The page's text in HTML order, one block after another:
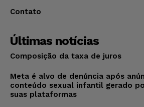
Contato
Últimas notícias
Composição da taxa de juros
Meta é alvo de denúncia após
conteúdo sexual infantil gerado
suas plataformas